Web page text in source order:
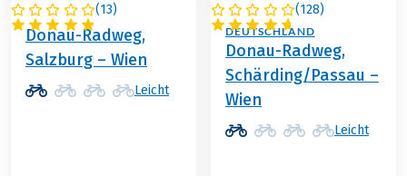
(13)
ÖSTERREICH
Donau-Radweg,
Salzburg – Wien
Leicht
(128)
ÖSTERREICH /
DEUTSCHLAND
Donau-Radweg,
Schärding/Passau –
Wien
Leicht